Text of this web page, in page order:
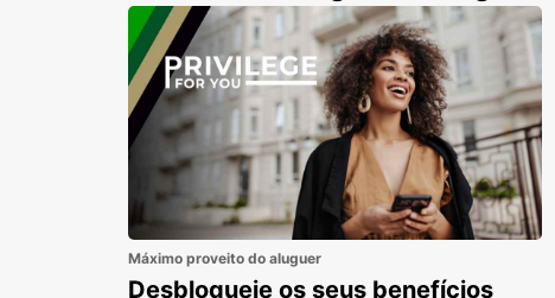
Máximo proveito do aluguer
Desbloqueie os seus benefícios